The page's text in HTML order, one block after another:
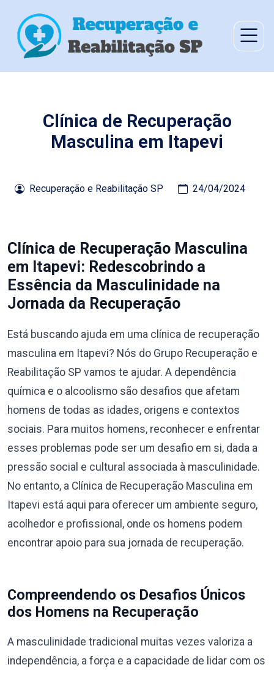
Clínica de Recuperação
Masculina em Itapevi
Recuperação e Reabilitação SP 24/04/2024
Clínica de Recuperação Masculina
em Itapevi: Redescobrindo a
Essência da Masculinidade na
Jornada da Recuperação
Está buscando ajuda em uma clínica de recuperação
masculina em Itapevi? Nós do Grupo Recuperação e
Reabilitação SP vamos te ajudar. A dependência
química e o alcoolismo são desafios que afetam
homens de todas as idades, origens e contextos
sociais. Para muitos homens, reconhecer e enfrentar
esses problemas pode ser um desafio em si, dada a
pressão social e cultural associada à masculinidade.
No entanto, a Clínica de Recuperação Masculina em
Itapevi está aqui para oferecer um ambiente seguro,
acolhedor e profissional, onde os homens podem
encontrar apoio para sua jornada de recuperação.
Compreendendo os Desafios Únicos
dos Homens na Recuperação
A masculinidade tradicional muitas vezes valoriza a
independência, a força e a capacidade de lidar com os